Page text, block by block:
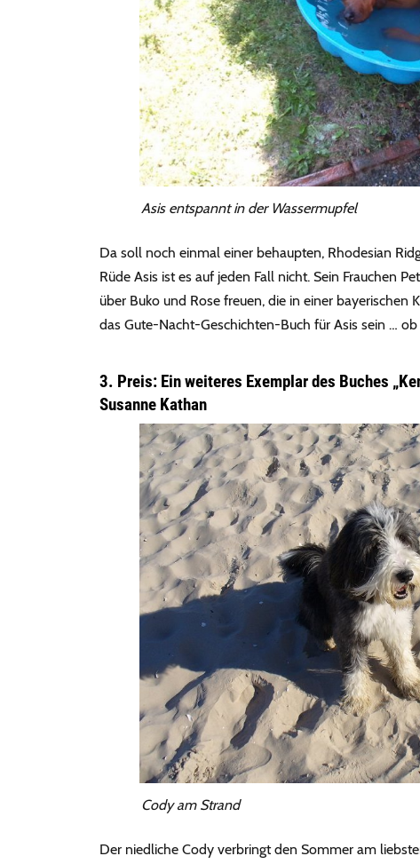
Asis entspannt in der Wassermupfel
Da soll noch einmal einer behaupten, Rhodesian
Rüde Asis ist es auf jeden Fall nicht. Sein Frauchen
über Buko und Rose freuen, die in einer bayerischen
das Gute-Nacht-Geschichten-Buch für Asis sein …
3. Preis: Ein weiteres Exemplar des Buches
Susanne Kathan
Cody am Strand
Der niedliche Cody verbringt den Sommer am